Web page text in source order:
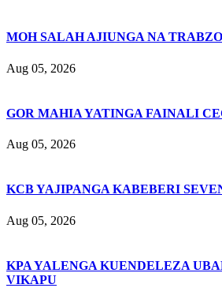
MOH SALAH AJIUNGA NA
Aug 05, 2026
GOR MAHIA YATINGA FAINALI
Aug 05, 2026
KCB YAJIPANGA KABEBERI
Aug 05, 2026
KPA YALENGA KUENDELEZA
VIKAPU